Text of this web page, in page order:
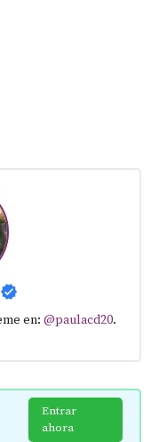
en: @paulacd20.
Entrar
ahora